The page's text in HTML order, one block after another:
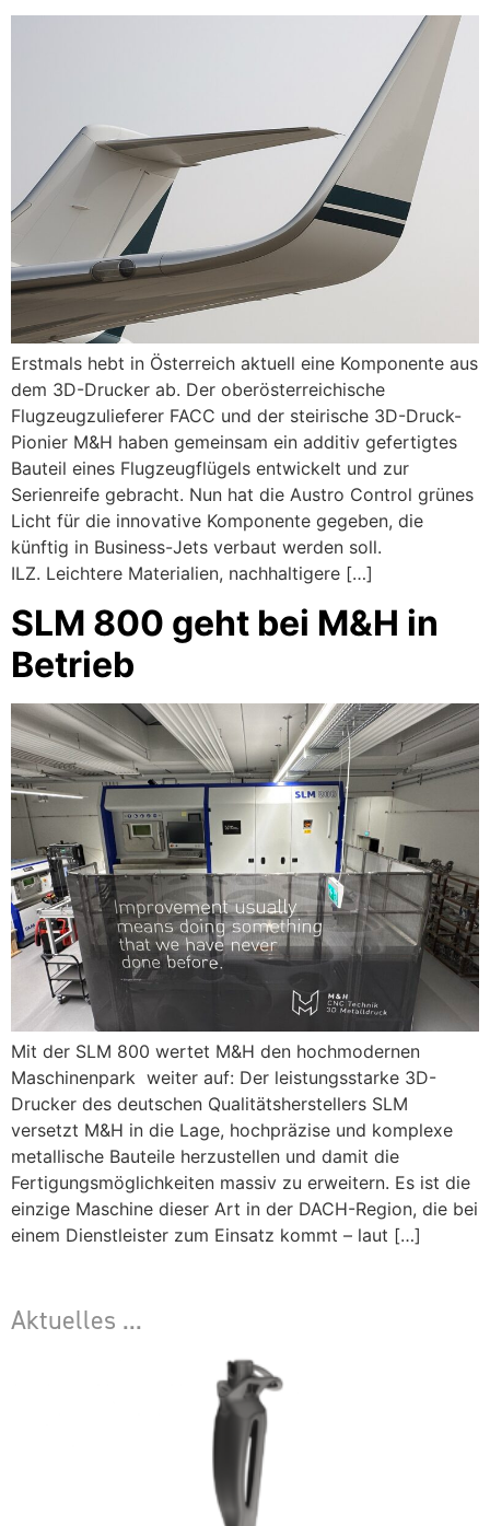
Erstmals hebt in Österreich aktuell eine Komponente aus
dem 3D-Drucker ab. Der oberösterreichische
Flugzeugzulieferer FACC und der steirische 3D-Druck-
Pionier M&H haben gemeinsam ein additiv gefertigtes
Bauteil eines Flugzeugflügels entwickelt und zur
Serienreife gebracht. Nun hat die Austro Control grünes
Licht für die innovative Komponente gegeben, die
künftig in Business-Jets verbaut werden soll.
ILZ. Leichtere Materialien, nachhaltigere […]
SLM 800 geht bei M&H in
Betrieb
Mit der SLM 800 wertet M&H den hochmodernen
Maschinenpark weiter auf: Der leistungsstarke 3D-
Drucker des deutschen Qualitätsherstellers SLM
versetzt M&H in die Lage, hochpräzise und komplexe
metallische Bauteile herzustellen und damit die
Fertigungsmöglichkeiten massiv zu erweitern. Es ist die
einzige Maschine dieser Art in der DACH-Region, die bei
einem Dienstleister zum Einsatz kommt – laut […]
Aktuelles ...